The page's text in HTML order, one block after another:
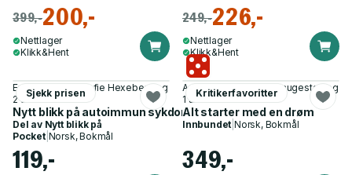
399,-200,-
Nettlager
Klikk&Hent
249,-226,-
Nettlager
Klikk&Hent
Sjekk prisen
Erik Hexeberg, Sofie Hexeberg og
2 andre
Nytt blikk på autoimmun sykdom
Del av Nytt blikk på
Pocket| Norsk, Bokmål
119,-
Kritikerfavoritter
Antonio Nusa, Frode Saugestad og
1 annen
Alt starter med en drøm
Innbundet |Norsk, Bokmål
349,-